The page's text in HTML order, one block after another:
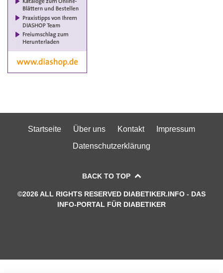
Startseite Über uns Kontakt
Impressum
Datenschutzerklärung
BACK TO TOP
©2026 ALL RIGHTS RESERVED DIABETIKER.INFO - DAS
INFO-PORTAL FÜR DIABETIKER